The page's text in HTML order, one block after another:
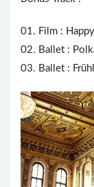
01. Film :
02. Ballet :
03. Ballet :